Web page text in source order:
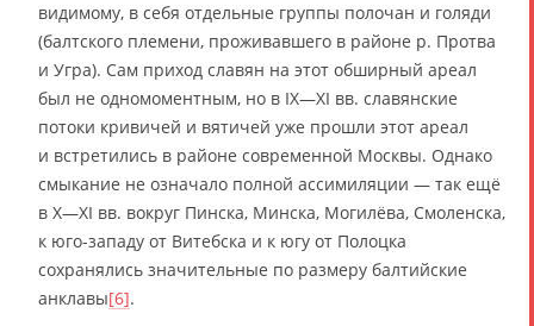
видимому, в себя отдельные группы полочан и голяди
(балтского племени, проживавшего в районе р. Протва
и Угра). Сам приход славян на этот обширный ареал
был не одномоментным, но в IX—XI вв. славянские
потоки кривичей и вятичей уже прошли этот ареал
и встретились в районе современной Москвы. Однако
смыкание не означало полной ассимиляции — так ещё
в X—XI вв. вокруг Пинска, Минска, Могилёва, Смоленска,
к юго-западу от Витебска и к югу от Полоцка
сохранялись значительные по размеру балтийские
анклавы[6].